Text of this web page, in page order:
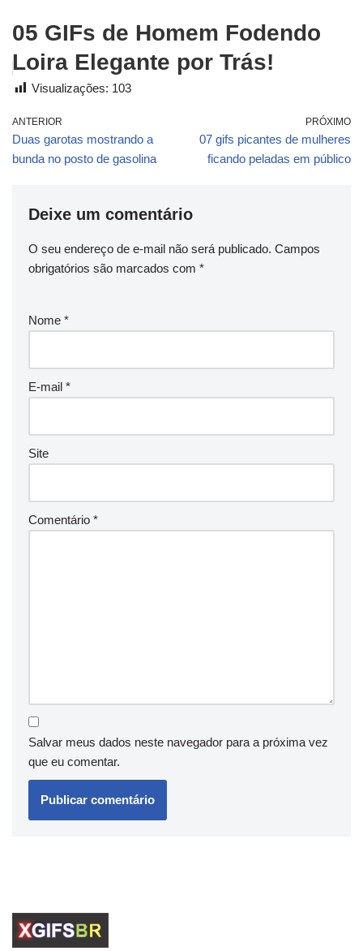
05 GIFs de Homem Fodendo
Loira Elegante por Trás!
Visualizações: 103
ANTERIOR
Duas garotas mostrando a
bunda no posto de gasolina
PRÓXIMO
07 gifs picantes de mulheres
ficando peladas em público
Deixe um comentário
O seu endereço de e-mail não será publicado. Campos
obrigatórios são marcados com *
Nome *
E-mail *
Site
Comentário *
Salvar meus dados neste navegador para a próxima vez
que eu comentar.